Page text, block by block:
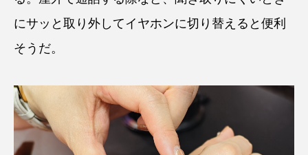
にサッと取り外してイヤホンに切り替えると便利
そうだ。